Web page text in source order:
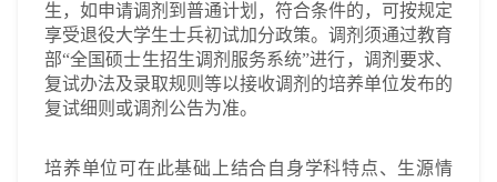
生，如申请调剂到普通计划，符合条件的，可按规定
享受退役大学生士兵初试加分政策。调剂须通过教育
部“全国硕士生招生调剂服务系统”进行，调剂要求、
复试办法及录取规则等以接收调剂的培养单位发布的
复试细则或调剂公告为准。
培养单位可在此基础上结合自身学科特点、生源情